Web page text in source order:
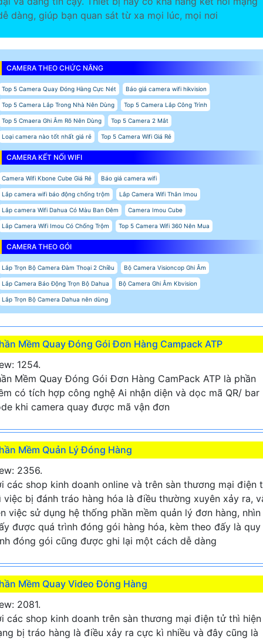
dàng, giúp bạn quan sát từ xa mọi lúc, mọi nơi
CAMERA THEO CHỨC NĂNG
Top 5 Camera Quay Đóng Hàng Cực Nét Báo giá camera wifi hikvision
Top 5 Camera Lắp Trong Nhà Nên Dùng Top 5 Camera Lắp Công Trình
Top 5 Cmaera Ghi Âm Rõ Nên Dùng Top 5 Camera 2 Mắt
Loại camera nào tốt nhất giá rẻ Top 5 Camera Wifi Giá Rẻ
CAMERA KẾT NỐI WIFI
Camera Wifi Kbone Cube Giá Rẻ Báo giá camera wifi
Lắp camera wifi báo động chống trộm Lắp Camera Wifi Thân Imou
Lắp camera Wifi Dahua Có Màu Ban Đêm Camera Imou Cube
Lắp Camera Wifi Imou Có Chống Trộm Top 5 Camera Wifi 360 Nên Mua
CAMERA THEO GÓI
Lắp Trọn Bộ Camera Đàm Thoại 2 Chiều Bộ Camera Visioncop Ghi Âm
Lắp Camera Báo Động Trọn Bộ Dahua Bộ Camera Ghi Âm Kbvision
Lắp Trọn Bộ Camera Dahua nên dùng
Mềm Quay Đóng Gói Đơn Hàng Campack ATP
1254.
Mềm Quay Đóng Gói Đơn Hàng CamPack ATP là phần
có tích hợp công nghệ Ai nhận diện và dọc mã QR/ bar
khi camera quay được mã vận đơn
Mềm Quản Lý Đóng Hàng
2356.
các shop kinh doanh online và trên sàn thương mại điện
việc bị đánh tráo hàng hóa là điều thường xuyên xảy ra,
việc sử dụng hệ thống phần mềm quản lý đơn hàng, nhìn
được quá trình đóng gói hàng hóa, kèm theo đấy là quy
đóng gói cũng được ghi lại một cách dễ dàng
Mềm Quay Video Đóng Hàng
2081.
các shop kinh doanh trên sàn thương mại điện tử thì hiện
bị tráo hàng là điều xảy ra cực kì nhiều và đây cũng là